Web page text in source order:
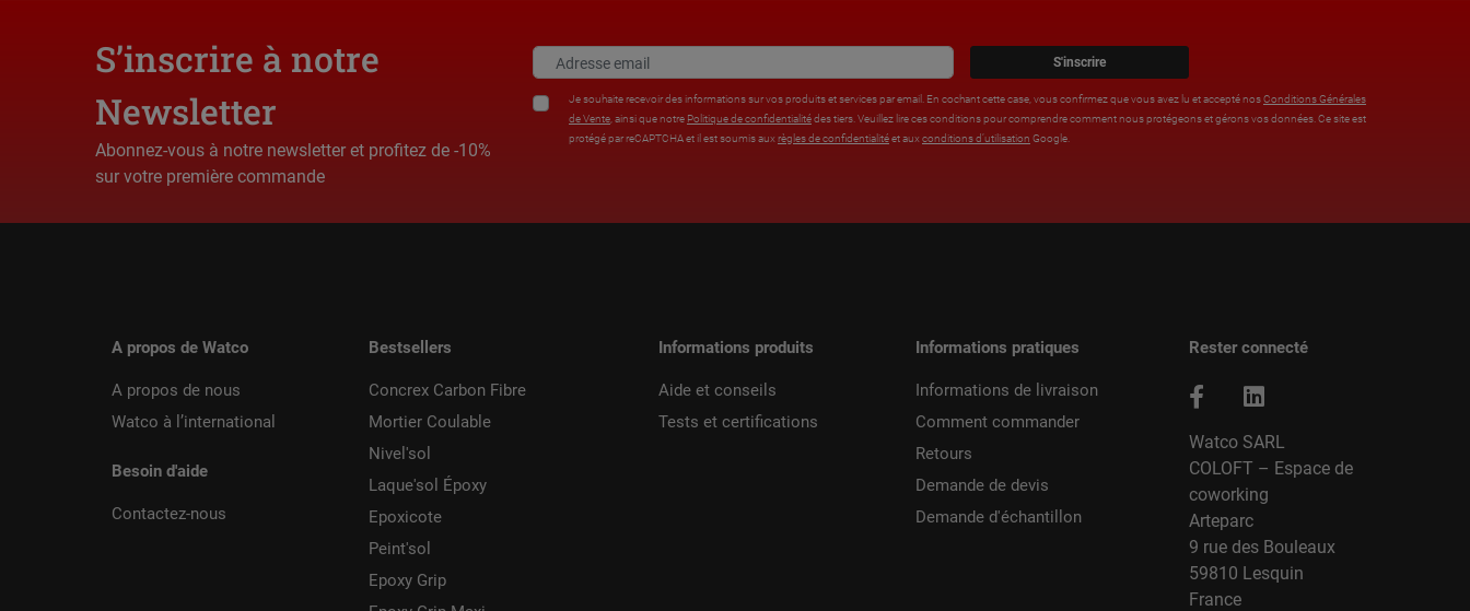
S’inscrire à notre
Newsletter
Abonnez-vous à notre newsletter et profitez de -10%
sur votre première commande
S'inscrire
Je souhaite recevoir des informations sur vos produits et services par email. En cochant cette case, vous confirmez que vous avez lu et accepté nosConditions Générales
de Vente, ainsi que notre Politique de confidentialitédes tiers. Veuillez lire ces conditions pour comprendre comment nous protégeons et gérons vos données. Ce site est
protégé par reCAPTCHA et il est soumis auxrègles de confidentialitéet auxconditions d’utilisation Google.
A propos de Watco
A propos de nous
Watco à l’international
Besoin d'aide
Contactez-nous
Bestsellers
Concrex Carbon Fibre
Mortier Coulable
Nivel'sol
Laque'sol Époxy
Epoxicote
Peint'sol
Epoxy Grip
Informations produits
Aide et conseils
Tests et certifications
Informations pratiques
Informations de livraison
Comment commander
Retours
Demande de devis
Demande d'échantillon
Rester connecté
Watco SARL
COLOFT – Espace de
coworking
Arteparc
9 rue des Bouleaux
59810 Lesquin
France